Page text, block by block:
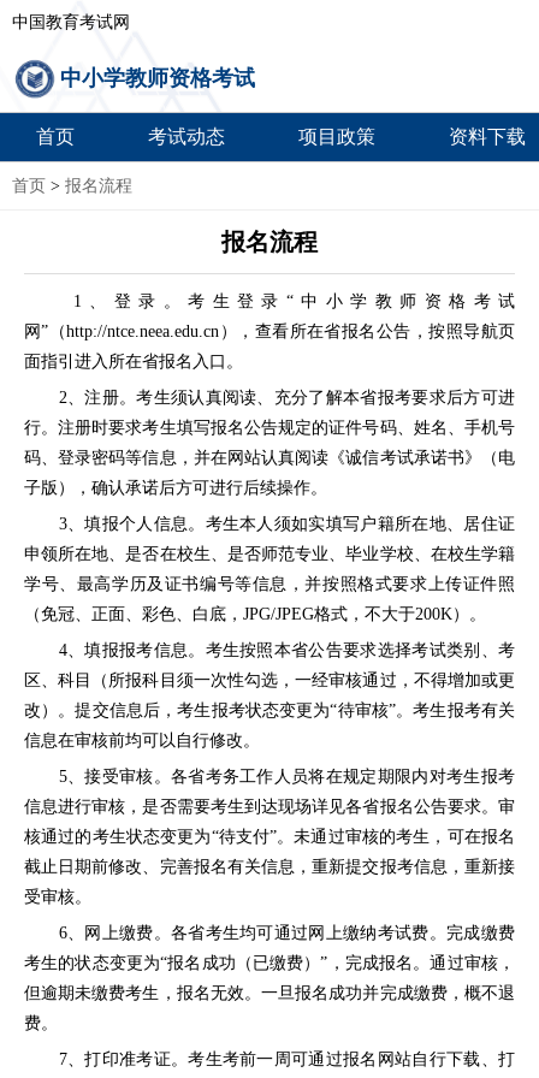
中国教育考试网
中小学教师资格考试
首页 考试动态 项目政策 资料下载
首页 > 报名流程
报名流程
1、登录。考生登录“中小学教师资格考试
网”（http://ntce.neea.edu.cn），查看所在省报名公告，按照导航页
面指引进入所在省报名入口。
2、注册。考生须认真阅读、充分了解本省报考要求后方可进
行。注册时要求考生填写报名公告规定的证件号码、姓名、手机号
码、登录密码等信息，并在网站认真阅读《诚信考试承诺书》（电
子版），确认承诺后方可进行后续操作。
3、填报个人信息。考生本人须如实填写户籍所在地、居住证
申领所在地、是否在校生、是否师范专业、毕业学校、在校生学籍
学号、最高学历及证书编号等信息，并按照格式要求上传证件照
（免冠、正面、彩色、白底，JPG/JPEG格式，不大于200K）。
4、填报报考信息。考生按照本省公告要求选择考试类别、考
区、科目（所报科目须一次性勾选，一经审核通过，不得增加或更
改）。提交信息后，考生报考状态变更为“待审核”。考生报考有关
信息在审核前均可以自行修改。
5、接受审核。各省考务工作人员将在规定期限内对考生报考
信息进行审核，是否需要考生到达现场详见各省报名公告要求。审
核通过的考生状态变更为“待支付”。未通过审核的考生，可在报名
截止日期前修改、完善报名有关信息，重新提交报考信息，重新接
受审核。
6、网上缴费。各省考生均可通过网上缴纳考试费。完成缴费
考生的状态变更为“报名成功（已缴费）”，完成报名。通过审核，
但逾期未缴费考生，报名无效。一旦报名成功并完成缴费，概不退
费。
7、打印准考证。考生考前一周可通过报名网站自行下载、打